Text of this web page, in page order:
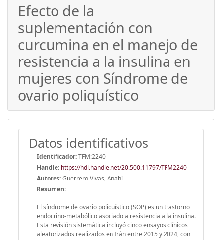
Efecto de la
suplementación con
curcumina en el manejo de
resistencia a la insulina en
mujeres con Síndrome de
ovario poliquístico
Datos identificativos
Identificador:TFM:2240
Handle: https://hdl.handle.net/20.500.11797/TFM2240
Autores:Guerrero Vivas, Anahí
Resumen:
El síndrome de ovario poliquístico (SOP) es un trastorno
endocrino-metabólico asociado a resistencia a la insulina.
Esta revisión sistemática incluyó cinco ensayos clínicos
aleatorizados realizados en Irán entre 2015 y 2024, con